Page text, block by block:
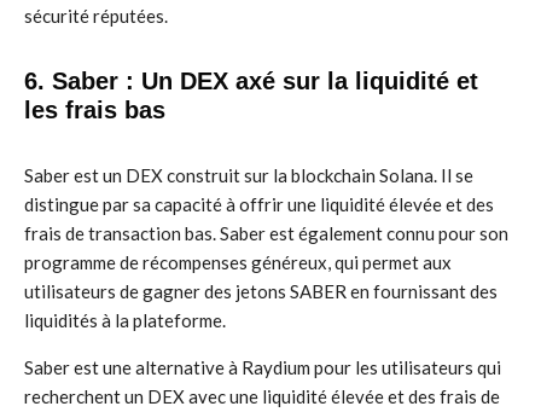
sécurité réputées.
6. Saber : Un DEX axé sur la liquidité et
les frais bas
Saber est un DEX construit sur la blockchain Solana. Il se
distingue par sa capacité à offrir une liquidité élevée et des
frais de transaction bas. Saber est également connu pour son
programme de récompenses généreux, qui permet aux
utilisateurs de gagner des jetons SABER en fournissant des
liquidités à la plateforme.
Saber est une alternative à Raydium pour les utilisateurs qui
recherchent un DEX avec une liquidité élevée et des frais de